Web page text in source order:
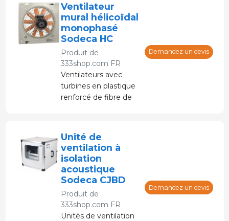
Ventilateur
mural hélicoïdal
monophasé
Sodeca HC
Produit de
333shop.com FR
Ventilateurs avec
turbines en plastique
renforcé de fibre de
Demandez un devis
Unité de
ventilation à
isolation
acoustique
Sodeca CJBD
Produit de
333shop.com FR
Unités de ventilation
Demandez un devis